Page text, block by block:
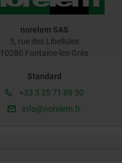
norelem SAS
5, rue des Libellules
10280 Fontaine-les-Grès
Standard
+33 3 25 71 89 30
info@norelem.fr